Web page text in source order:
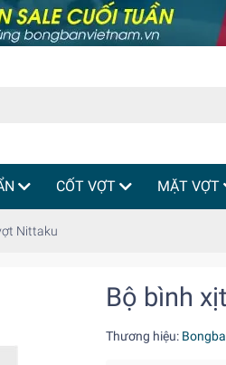
CỐT VỢT MẶT VỢT
Nittaku
Bộ bình
Thương hiệu: